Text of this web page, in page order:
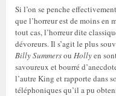
Si l’on se penche
que l’horreur est de moins en
tout cas, l’horreur dite
dévoreurs. Il s’agit le plus
Billy Summersou Hollyen
savoureux et bourré
l’autre King et rapporte dans
téléphoniques qu’il a pu